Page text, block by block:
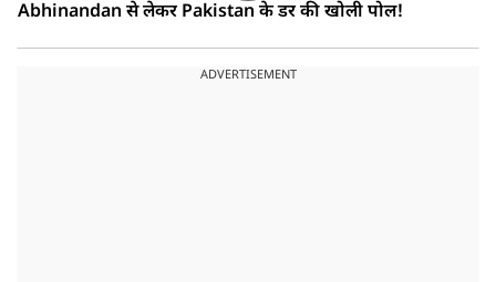
Abhinandan से लेकर Pakistan के डर की खोली पोल!
ADVERTISEMENT